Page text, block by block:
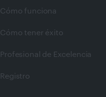
Cómo funciona
Cómo tener éxito
Profesional de Excelencia
Registro